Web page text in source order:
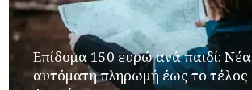
Επίδομα 150 ευρώ ανά παιδί: Νέα
αυτόματη πληρωμή έως το τέλος